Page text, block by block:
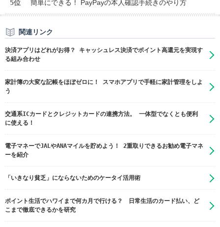
5位 簡単にできる！ PayPayの本人確認手続きのやり方
関連リンク
決済アプリはどれがお得？ キャッシュレス決済でポイント高還元を実現す
る組み合わせ
家計簿の大変な記帳をほぼゼロに！ スマホアプリで手軽に家計管理をしよ
う
交通系ICカードとクレジットカードの連携方法。 一体型でなくとも便利
に使える！
電子マネーでJALやANAマイルを貯めよう！ 2重取りできるお勧め電子マネ
ーを紹介
「いきなり貧乏」にならないためのケータイ活用術
ポイント生活でハワイまで何カ月で行ける？ 日常生活のカード払い、ど
こまで徹底できるかを研究